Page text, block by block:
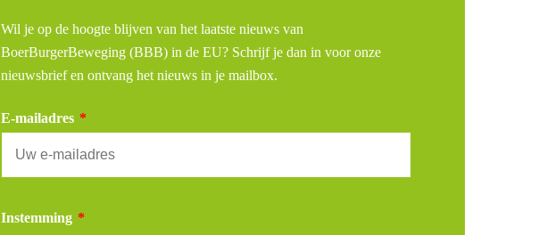
Wil je op de hoogte blijven van het laatste nieuws van
BoerBurgerBeweging (BBB) in de EU? Schrijf je dan in voor onze
nieuwsbrief en ontvang het nieuws in je mailbox.
E-mailadres *
Instemming *